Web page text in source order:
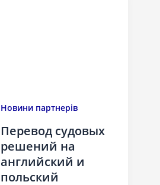
Новини партнерів
Перевод судовых
решений на
английский и
польский